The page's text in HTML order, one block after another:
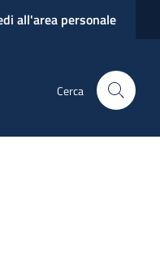
all'area personale
Cerca